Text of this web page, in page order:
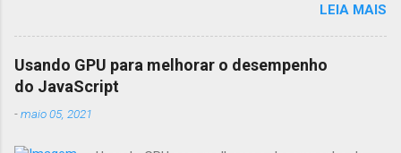
LEIA MAIS
Usando GPU para melhorar o desempenho
do JavaScript
-maio 05, 2021